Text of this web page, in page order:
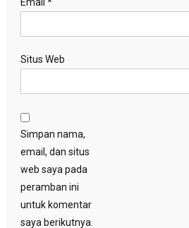
Situs Web
Simpan nama,
email, dan situs
web saya pada
peramban ini
untuk komentar
saya berikutnya.